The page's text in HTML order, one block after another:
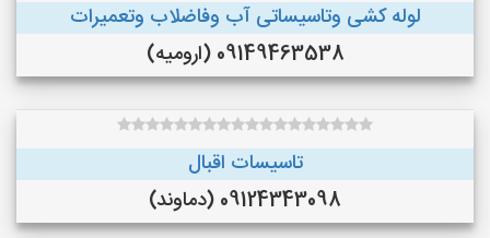
لوله کشی وتاسیساتی آب وفاضلاب وتعمیرات
09149463538 (ارومیه)
تاسیسات اقبال
09124343098 (دماوند)